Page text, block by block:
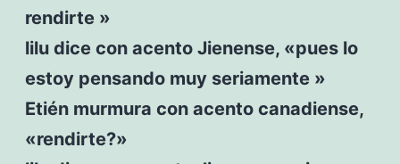
rendirte »
lilu dice con acento Jienense, «pues lo
estoy pensando muy seriamente »
Etién murmura con acento canadiense,
«rendirte?»